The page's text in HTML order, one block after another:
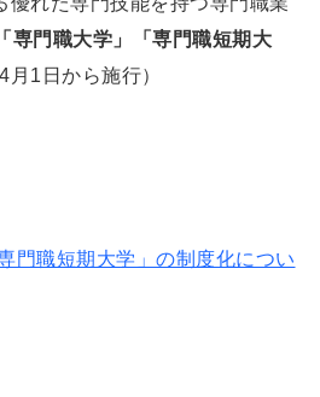
「専門職大学」「専門職短期大
1日から施行）
門職短期大学」の制度化につい